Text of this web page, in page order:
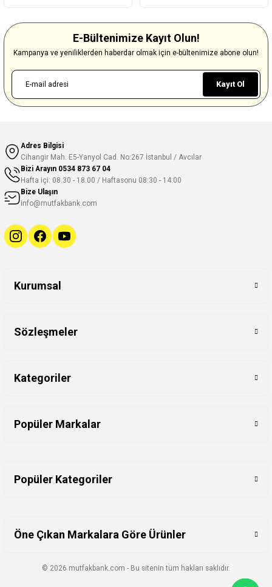
E-Bültenimize Kayıt Olun!
Kampanya ve yeniliklerden haberdar olmak için e-bültenimize abone olun!
Kayıt Ol
Adres Bilgisi
Cihangir Mah. E5-Yanyol Cad. No:267 İstanbul / Avcılar
Bizi Arayın 0534 873 67 04
Hafta içi: 08.30 - 18.00 / Haftasonu 08:30 - 14:00
Bize Ulaşın
info@mutfakbank.com
Kurumsal
Sözleşmeler
Kategoriler
Popüler Markalar
Popüler Kategoriler
Öne Çıkan Markalara Göre Ürünler
© 2026 mutfakbank.com - Bu sitenin tüm hakları saklıdır.